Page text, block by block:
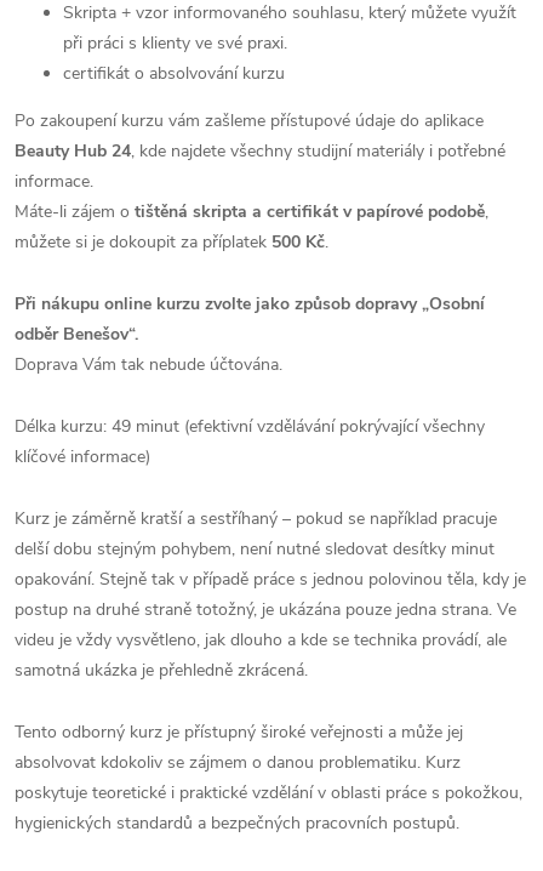
Skripta + vzor informovaného souhlasu, který můžete využít
při práci s klienty ve své praxi.
certifikát o absolvování kurzu
Po zakoupení kurzu vám zašleme přístupové údaje do aplikace
Beauty Hub 24, kde najdete všechny studijní materiály i potřebné
informace.
Máte-li zájem o tištěná skripta a certifikát v papírové podobě,
můžete si je dokoupit za příplatek 500 Kč.
Při nákupu online kurzu zvolte jako způsob dopravy „Osobní
odběr Benešov“.
Doprava Vám tak nebude účtována.
Délka kurzu: 49 minut (efektivní vzdělávání pokrývající všechny
klíčové informace)
Kurz je záměrně kratší a sestříhaný – pokud se například pracuje
delší dobu stejným pohybem, není nutné sledovat desítky minut
opakování. Stejně tak v případě práce s jednou polovinou těla, kdy je
postup na druhé straně totožný, je ukázána pouze jedna strana. Ve
videu je vždy vysvětleno, jak dlouho a kde se technika provádí, ale
samotná ukázka je přehledně zkrácená.
Tento odborný kurz je přístupný široké veřejnosti a může jej
absolvovat kdokoliv se zájmem o danou problematiku. Kurz
poskytuje teoretické i praktické vzdělání v oblasti práce s pokožkou,
hygienických standardů a bezpečných pracovních postupů.